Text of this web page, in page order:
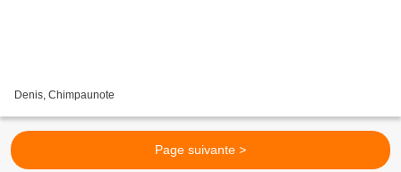
Denis, Chimpaunote
Page suivante >